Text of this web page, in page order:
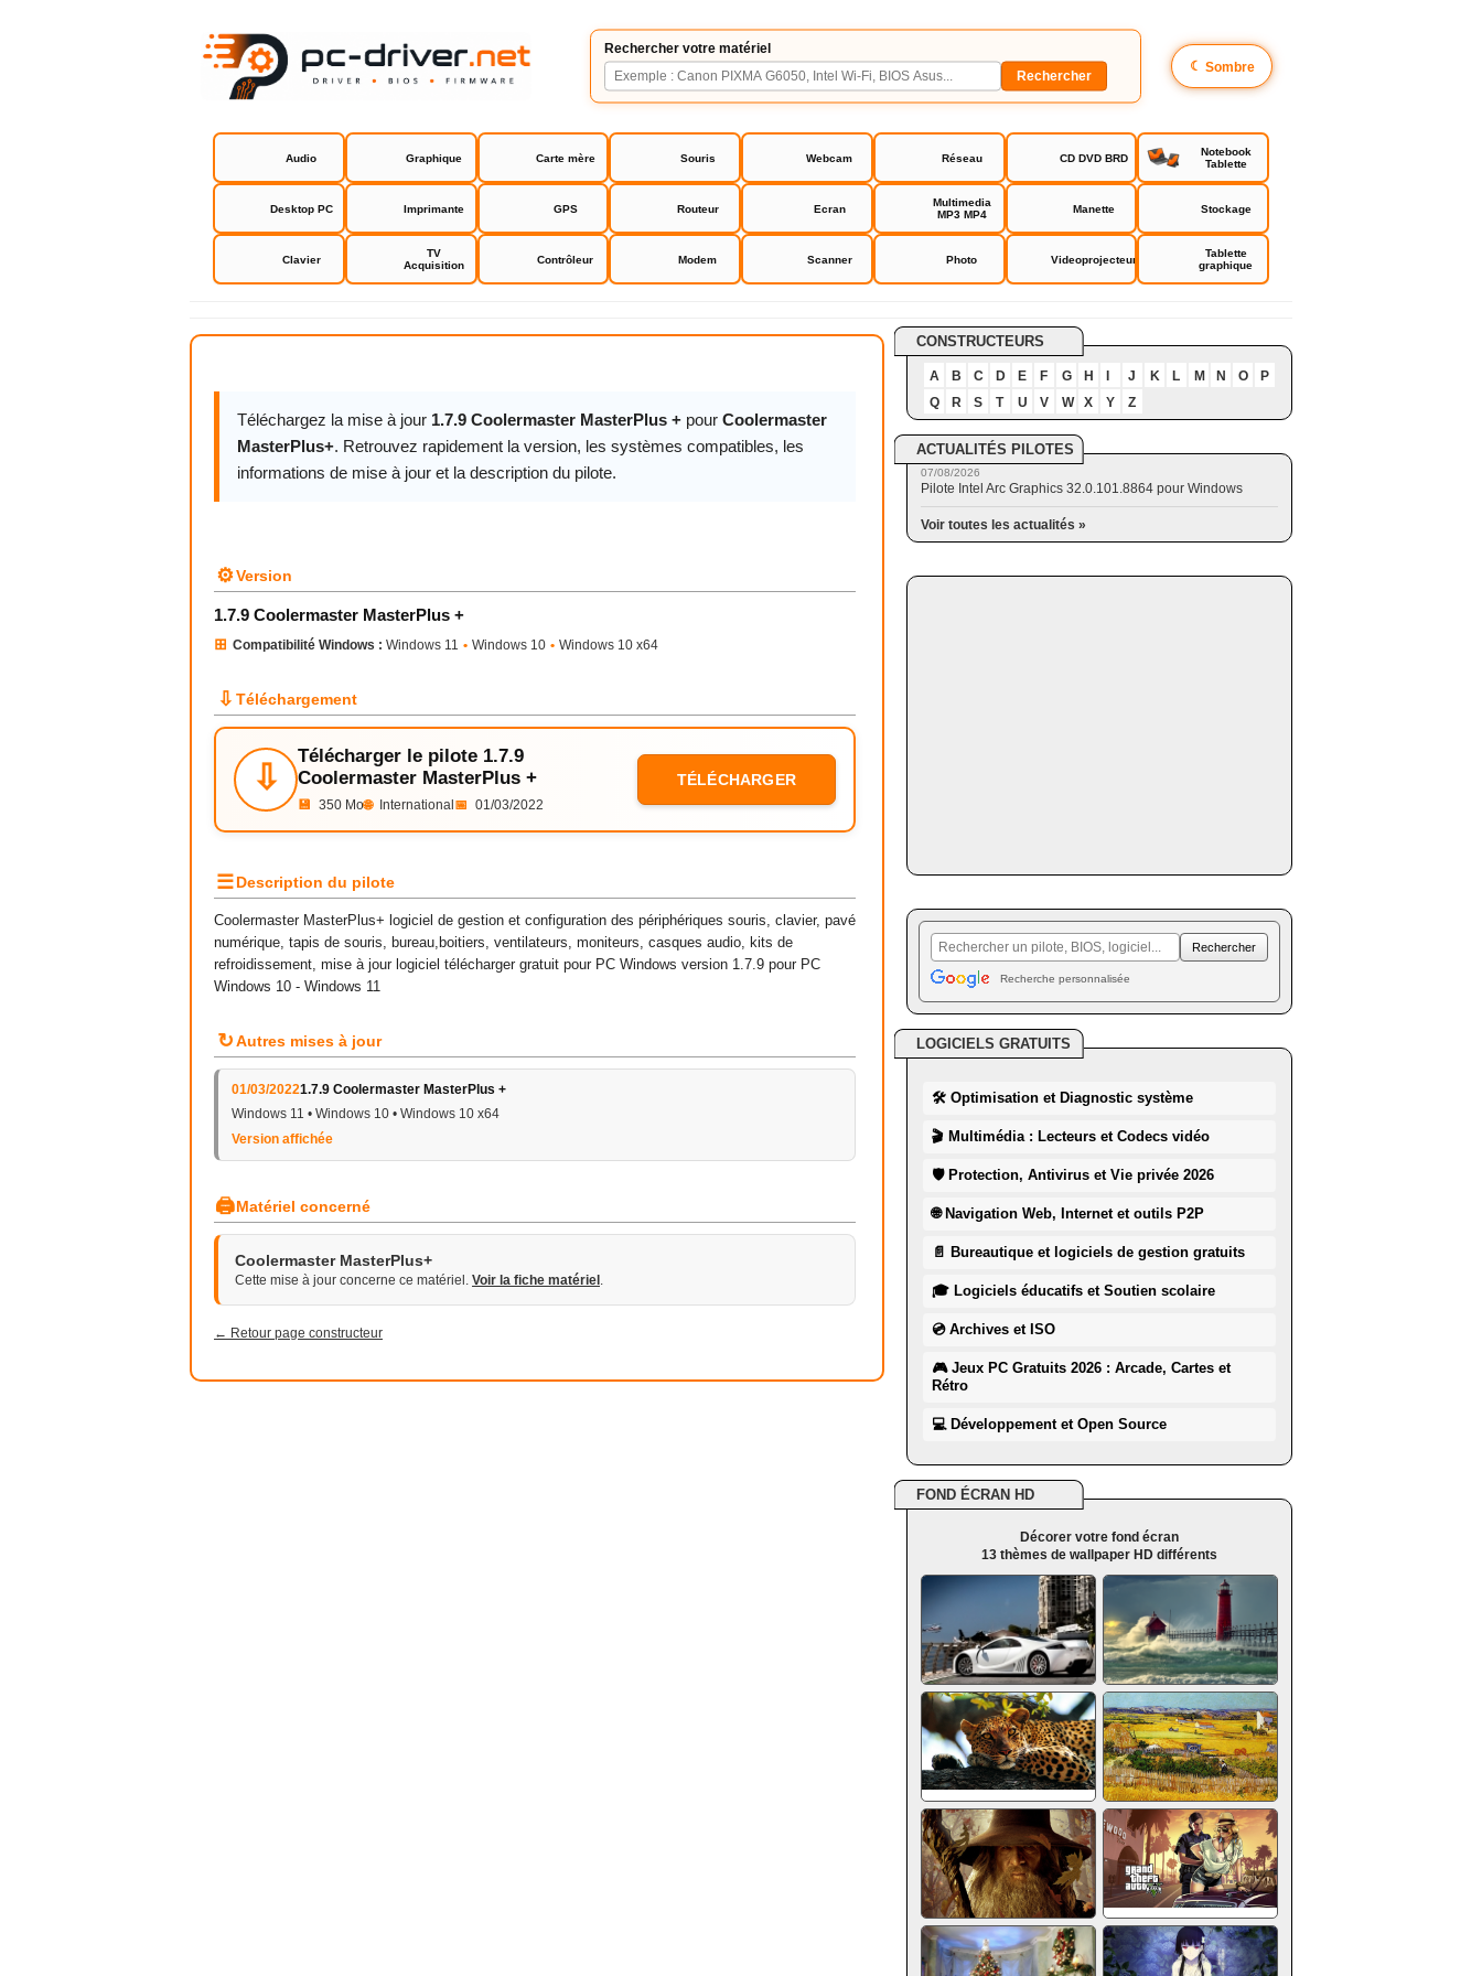
Rechercher votre matériel
☾ Sombre
Audio Graphique Carte mère Souris Webcam Réseau CD DVD BRD
Notebook
Tablette
Desktop PC Imprimante GPS Routeur Ecran
Multimedia
MP3 MP4
Manette Stockage
Clavier
TV
Acquisition
Contrôleur Modem Scanner Photo Videoprojecteur
Tablette
graphique
Coolermaster MasterPlus+
Téléchargez la mise à jour 1.7.9 Coolermaster MasterPlus + pour Coolermaster
MasterPlus+. Retrouvez rapidement la version, les systèmes compatibles, les
informations de mise à jour et la description du pilote.
⚙Version
1.7.9 Coolermaster MasterPlus +
⊞ Compatibilité Windows : Windows 11 • Windows 10 • Windows 10 x64
⇩ Téléchargement
⇩
Télécharger le pilote 1.7.9
Coolermaster MasterPlus +
💾 350 Mo🌐 International 📅 01/03/2022
TÉLÉCHARGER
☰Description du pilote
Coolermaster MasterPlus+ logiciel de gestion et configuration des périphériques souris, clavier, pavé
numérique, tapis de souris, bureau,boitiers, ventilateurs, moniteurs, casques audio, kits de
refroidissement, mise à jour logiciel télécharger gratuit pour PC Windows version 1.7.9 pour PC
Windows 10 - Windows 11
↻Autres mises à jour
01/03/20221.7.9 Coolermaster MasterPlus +
Windows 11 • Windows 10 • Windows 10 x64
Version affichée
🖨Matériel concerné
Coolermaster MasterPlus+
Cette mise à jour concerne ce matériel. Voir la fiche matériel .
← Retour page constructeur
CONSTRUCTEURS
A B C D E F G H J K L M N O
P
Q
R S T U V W X Y Z
ACTUALITÉS PILOTES
07/08/2026
Pilote Intel Arc Graphics 32.0.101.8864 pour Windows
Voir toutes les actualités »
Recherche personnalisée
LOGICIELS GRATUITS
🛠 Optimisation et Diagnostic système
🎬 Multimédia : Lecteurs et Codecs vidéo
🛡 Protection, Antivirus et Vie privée 2026
🌐 Navigation Web, Internet et outils P2P
📄 Bureautique et logiciels de gestion gratuits
🎓 Logiciels éducatifs et Soutien scolaire
💿 Archives et ISO
🎮 Jeux PC Gratuits 2026 : Arcade, Cartes et
Rétro
💻 Développement et Open Source
FOND ÉCRAN HD
Décorer votre fond écran
13 thèmes de wallpaper HD différents